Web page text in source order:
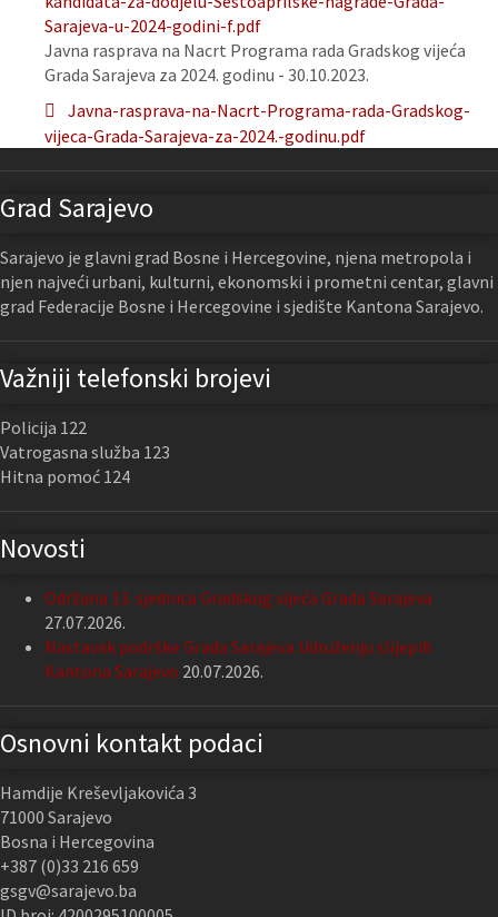
Sarajeva-u-2024-godini-f.pdf
Javna rasprava na Nacrt Programa rada Gradskog vijeća
Grada Sarajeva za 2024. godinu - 30.10.2023.
Javna-rasprava-na-Nacrt-Programa-rada-Gradskog-
vijeca-Grada-Sarajeva-za-2024.-godinu.pdf
Grad Sarajevo
Sarajevo je glavni grad Bosne i Hercegovine, njena metropola i
njen najveći urbani, kulturni, ekonomski i prometni centar, glavni
grad Federacije Bosne i Hercegovine i sjedište Kantona Sarajevo.
Važniji telefonski brojevi
Policija 122
Vatrogasna služba 123
Hitna pomoć 124
Novosti
Održana 13. sjednica Gradskog vijeća Grada Sarajeva
27.07.2026.
Nastavak podrške Grada Sarajeva Udruženju slijepih
Kantona Sarajevo 20.07.2026.
Osnovni kontakt podaci
Hamdije Kreševljakovića 3
71000 Sarajevo
Bosna i Hercegovina
+387 (0)33 216 659
gsgv@sarajevo.ba